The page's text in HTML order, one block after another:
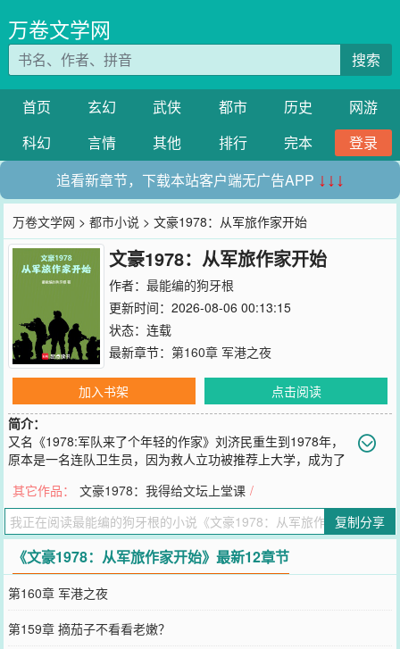
万卷文学网
搜索
首页 玄幻 武侠 都市 历史
网游
科幻
言情 其他 排行 完本
登录
追看新章节，下载本站客户端无广告APP ↓↓↓
万卷文学网 >都市小说 > 文豪1978：从军旅作家开始
文豪1978：从军旅作家开始
作者： 最能编的狗牙根
更新时间：2026-08-06 00:13:15
状态：连载
最新章节： 第160章 军港之夜
加入书架
点击阅读
简介：
又名《1978:军队来了个年轻的作家》刘济民重生到1978年，
原本是一名连队卫生员，因为救人立功被推荐上大学，成为了
的时代，于是决定追随鲁迅先生的脚步，弃医从文。绑绷带的手只能
救助肉体，提笔的手却能抵御意识形态冲击。....于是，八十年代中国
最知名的军旅作家出现了！始于军旅，不止军旅!崭露头角于国内，扬
名立万于世界。这是一段怀旧的旅程，这是一段辉煌的人生...【单女
主】【文抄】【有原创作品】【三观正】
您要是觉得《 文豪1978：从军旅作家开始
您QQ群和微博微信里的朋友推荐哦！
其它作品： 文豪1978：我得给文坛上堂课 /
复制分享
《文豪1978：从军旅作家开始》最新12章节
第160章 军港之夜
第159章 摘茄子不看看老嫩？